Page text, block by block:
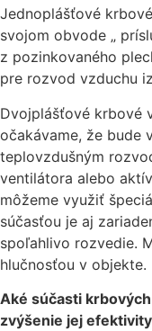
Jednoplášťové
svojom obvode „
z pozinkovaného
pre rozvod vzduchu
Dvojplášťové krbové
očakávame, že bude
teplovzdušným
ventilátora alebo
môžeme využiť
súčasťou je aj
spoľahlivo rozvedie.
hlučnosťou v objekte.
Aké súčasti
zvýšenie jej